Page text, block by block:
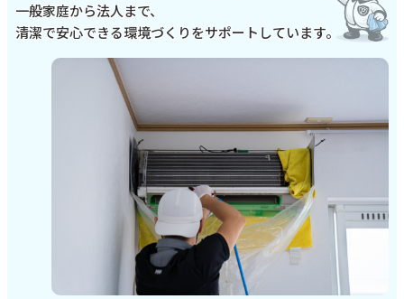
一般家庭から法人まで、
清潔で安心できる環境づくりをサポートしています。